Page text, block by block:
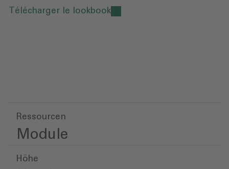
Télécharger le lookbook
Ressourcen
Module
Höhe